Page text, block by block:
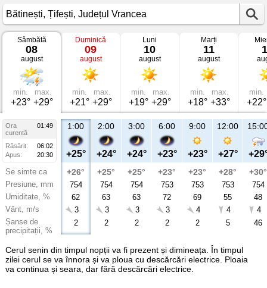
Vremea
Bătinești
Țifești,
Județul
Vrancea
Sâmbătă
08
august
min.
+23°
max.
+29°
Duminică
09
august
min.
+21°
max.
+29°
Luni
10
august
min.
+19°
max.
+29°
Marți
11
august
min.
+18°
max.
+33°
min.
+22°
Ora
01:49
curentă
Răsărit:
06:02
Apus:
20:30
Se simte ca
Presiune, mm
Umiditate, %
Vânt, m/s
Șanse de
precipitații, %
1:00
+25°
+26°
754
62
3
2
2:00
+24°
+25°
754
63
3
2
3:00
+24°
+25°
754
63
3
2
6:00
+23°
+23°
753
72
3
2
9:00
+23°
+23°
753
69
4
2
12:00
+27°
+28°
753
55
4
5
+30°
754
48
4
46
Cerul senin din timpul nopții va fi prezent și dimineața. În timpul
zilei cerul se va înnora și va ploua cu descărcări electrice. Ploaia
va continua și seara, dar fără descărcări electrice.